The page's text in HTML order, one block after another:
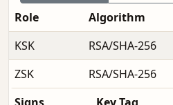
Role Algorithm
KSK
RSA/SHA-256
ZSK RSA/SHA-256
Signs Key Tag